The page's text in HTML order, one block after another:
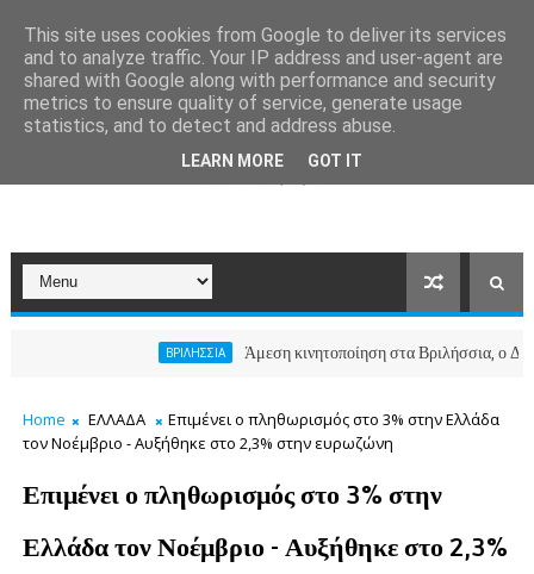
ΒΡΙΛΗΣΣΙΑ Άμεση κινητοποίηση στα Βριλήσσια, ο Δήμος
Home ΕΛΛΑΔΑ
Επιμένει ο πληθωρισμός στο 3% στην Ελλάδα
τον Νοέμβριο - Αυξήθηκε στο 2,3% στην ευρωζώνη
Επιμένει ο πληθωρισμός στο 3% στην
Ελλάδα τον Νοέμβριο - Αυξήθηκε στο 2,3%
This site uses cookies from Google to deliver its services
and to analyze traffic. Your IP address and user-agent are
shared with Google along with performance and security
metrics to ensure quality of service, generate usage
statistics, and to detect and address abuse.
LEARN MORE GOT IT